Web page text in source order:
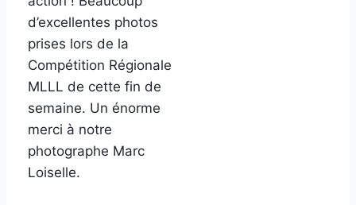
d’excellentes photos
prises lors de la
Compétition Régionale
MLLL de cette fin de
semaine. Un énorme
merci à notre
photographe Marc
Loiselle.